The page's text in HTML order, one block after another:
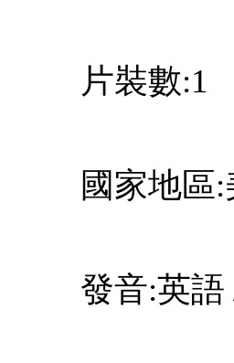
片裝數:1
國家地區
發音:英語